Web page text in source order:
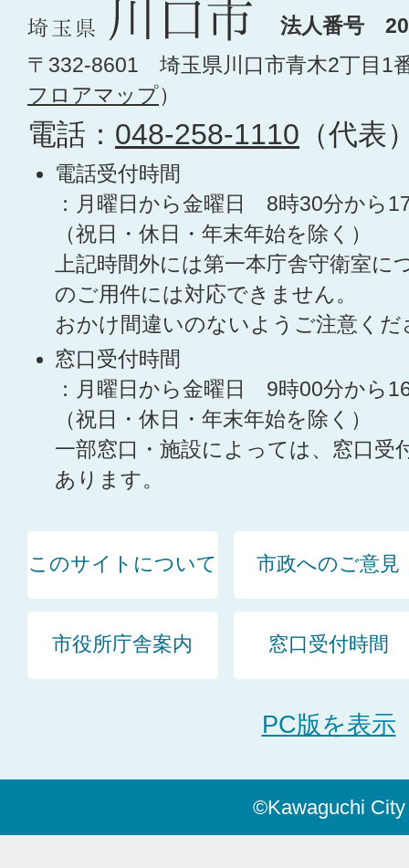
法人番号
〒332-8601 埼玉県川口市青木2丁目1
フロアマップ）
電話： 048-258-1110 （代表
電話受付時間
：月曜日から金曜日 8時30分から
（祝日・休日・年末年始を除く）
上記時間外には第一本庁舎守衛室に
のご用件には対応できません。
おかけ間違いのないようご注意くだ
窓口受付時間
：月曜日から金曜日 9時00分から
（祝日・休日・年末年始を除く）
一部窓口・施設によっては、窓口受
あります。
このサイトについて 市政へのご意見
市役所庁舎案内 窓口受付時間
PC版を表示
©Kawaguchi City